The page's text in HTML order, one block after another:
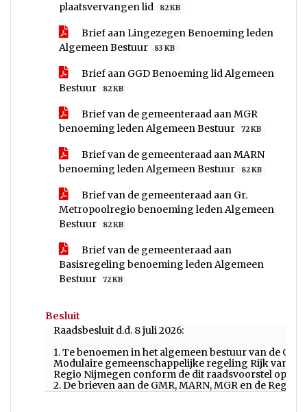
plaatsvervangen lid
82 KB
Brief aan Lingezegen Benoeming leden
Algemeen Bestuur
83 KB
Brief aan GGD Benoeming lid Algemeen
Bestuur
82 KB
Brief van de gemeenteraad aan MGR
benoeming leden Algemeen Bestuur
72 KB
Brief van de gemeenteraad aan MARN
benoeming leden Algemeen Bestuur
82 KB
Brief van de gemeenteraad aan Gr.
Metropoolregio benoeming leden Algemeen
Bestuur
82 KB
Brief van de gemeenteraad aan
Basisregeling benoeming leden Algemeen
Bestuur
72 KB
Besluit
Raadsbesluit d.d. 8 juli 2026:
1. Te benoemen in het algemeen bestuur van de
Modulaire gemeenschappelijke regeling Rijk van
Regio Nijmegen conform de dit raadsvoorstel
2. De brieven aan de GMR, MARN, MGR en de